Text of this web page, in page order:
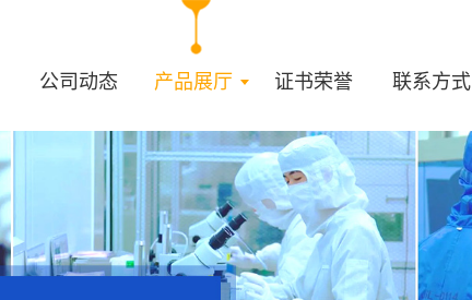
公司动态 产品展厅 证书荣誉 联系方式